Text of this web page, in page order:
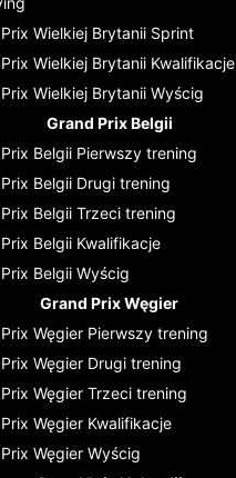
Wielkiej Brytanii Sprint
Wielkiej Brytanii Kwalifikacje
Wielkiej Brytanii Wyścig
Grand Prix Belgii
Belgii Pierwszy trening
Belgii Drugi trening
Belgii Trzeci trening
Belgii Kwalifikacje
Belgii Wyścig
Grand Prix Węgier
Węgier Pierwszy trening
Węgier Drugi trening
Węgier Trzeci trening
Węgier Kwalifikacje
Węgier Wyścig